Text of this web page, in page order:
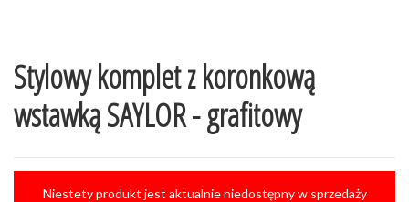
Stylowy komplet z koronkową
wstawką SAYLOR - grafitowy
Niestety produkt jest aktualnie niedostępny w sprzedaży